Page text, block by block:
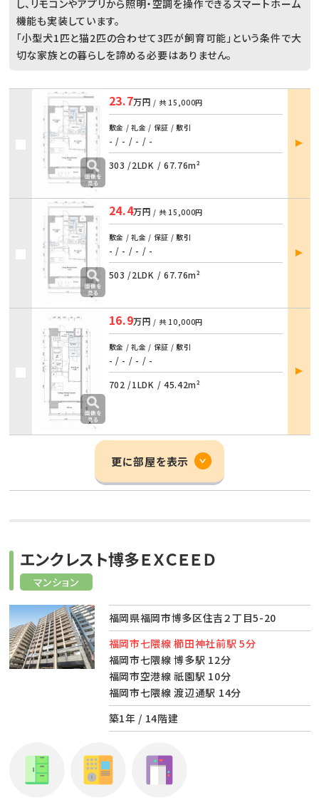
し、リモコンやアプリから照明・空調を操作できるスマートホーム
機能も実装しています。
「小型犬1匹と猫2匹の合わせて3匹が飼育可能」という条件で大
切な家族との暮らしを諦める必要はありません。
23.7万円 / 共 15,000円
敷金 / 礼金 / 保証 / 敷引
- / - / - / -
303 /2LDK / 67.76m²
部屋
詳細
24.4万円 / 共 15,000円
敷金 / 礼金 / 保証 / 敷引
- / - / - / -
503 /2LDK / 67.76m²
部屋
詳細
16.9万円 / 共 10,000円
敷金 / 礼金 / 保証 / 敷引
- / - / - / -
702 /1LDK / 45.42m²
部屋
詳細
更に部屋を表示
マンション
エンクレスト博多ＥＸＣＥＥＤ
福岡県福岡市博多区住吉２丁目5-20
福岡市七隈線 櫛田神社前駅 5分
福岡市七隈線 博多駅 12分
福岡市空港線 祇園駅 10分
福岡市七隈線 渡辺通駅 14分
築1年 / 14階建